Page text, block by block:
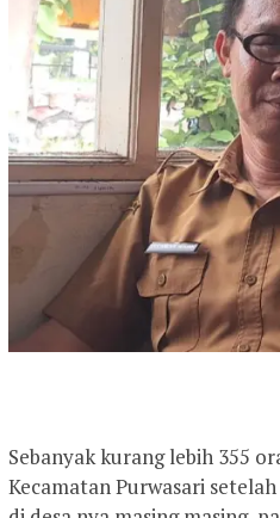
Sebanyak kurang lebih 355
Kecamatan Purwasari